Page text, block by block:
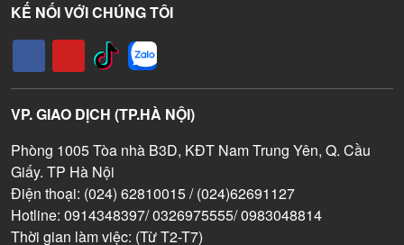
KẾ NỐI VỚI CHÚNG TÔI
VP. GIAO DỊCH (TP.HÀ NỘI)
Phòng 1005 Tòa nhà B3D, KĐT Nam Trung Yên, Q. Cầu
Giấy. TP Hà Nội
Điện thoại: (024) 62810015 / (024)62691127
Hotline: 0914348397/ 0326975555/ 0983048814
Thời gian làm việc: (Từ T2-T7)